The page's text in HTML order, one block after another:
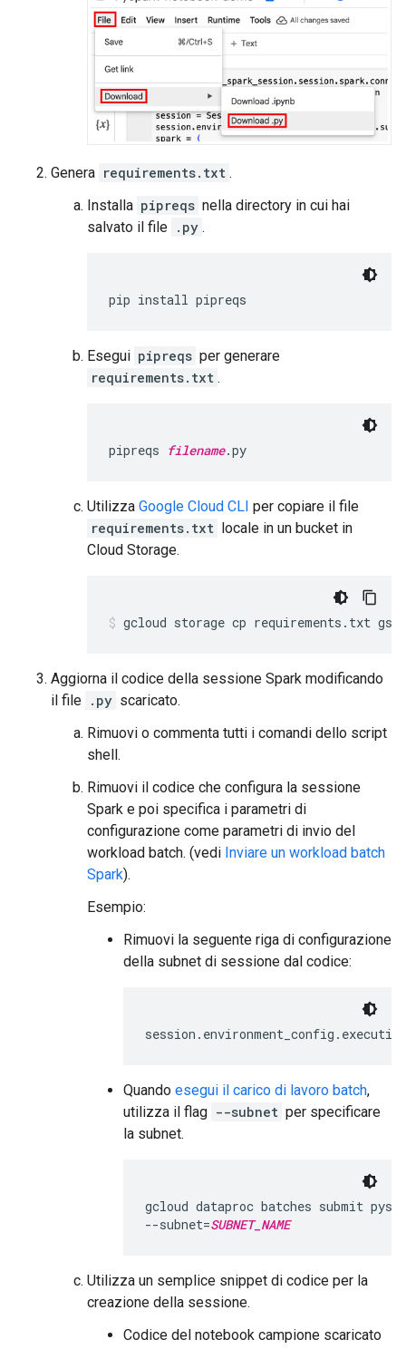
Genera requirements.txt .
Installa pipreqs nella directory in cui hai
salvato il file .py .
Esegui pipreqs per generare
requirements.txt .
pipreqs filename
Utilizza Google Cloud CLI per copiare il file
requirements.txt locale in un bucket in
Cloud Storage.
gcloud storage cp requirements.txt
Aggiorna il codice della sessione Spark modificando
il file .py scaricato.
Rimuovi o commenta tutti i comandi dello script
shell.
Rimuovi il codice che configura la sessione
Spark e poi specifica i parametri di
configurazione come parametri di invio del
workload batch. (vedi Inviare un workload batch
Spark).
Esempio:
Rimuovi la seguente riga di configurazione
della subnet di sessione dal codice:
Quando esegui il carico di lavoro batch,
utilizza il flag --subnet per specificare
la subnet.
gcloud dataproc batches submit
--subnet=SUBNET_NAME
Utilizza un semplice snippet di codice per la
creazione della sessione.
Codice del notebook campione scaricato